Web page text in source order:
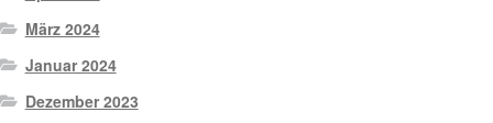
März 2024
Januar 2024
Dezember 2023